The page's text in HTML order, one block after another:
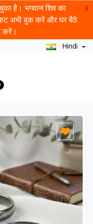
है। भगवान शिव का
अभी बुक करें और घर बैठे
करें।
X
Hindi